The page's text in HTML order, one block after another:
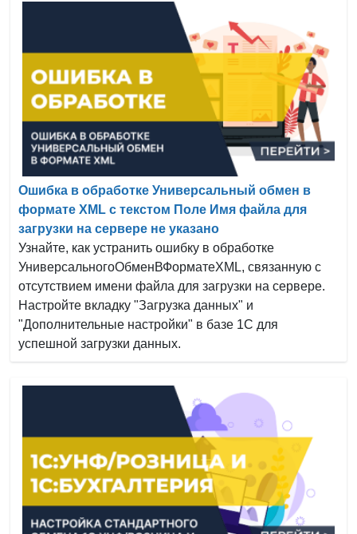
Ошибка в обработке Универсальный обмен в
формате XML с текстом Поле Имя файла для
загрузки на сервере не указано
Узнайте, как устранить ошибку в обработке
УниверсальногоОбменВФорматеXML, связанную с
отсутствием имени файла для загрузки на сервере.
Настройте вкладку "Загрузка данных" и
"Дополнительные настройки" в базе 1С для
успешной загрузки данных.